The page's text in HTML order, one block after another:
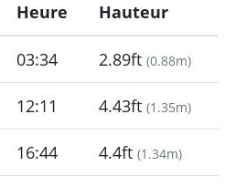
Heure Hauteur
03:34 2.89ft (0.88m)
12:11 4.43ft (1.35m)
16:44 4.4ft (1.34m)